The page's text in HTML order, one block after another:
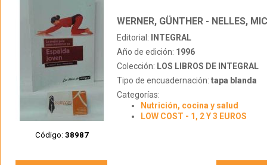
Código: 38987
WERNER, GÜNTHER - NELLES,
Editorial:
INTEGRAL
Año de edición: 1996
Colección: LOS LIBROS DE INTEGRAL
Tipo de encuadernación: tapa blanda
Categorías:
Nutrición, cocina y salud
LOW COST - 1, 2 Y 3 EUROS